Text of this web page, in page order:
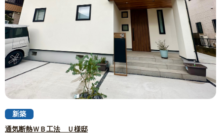
新築
通気断熱ＷＢ工法 Ｕ様邸